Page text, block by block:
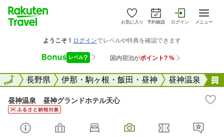
お気に入り 予約確認 ログイン メニュー
全国長野県 伊那・駒ヶ根・飯田・昼神 昼神温泉
全国
昼神温泉 昼神グランドホテル天心